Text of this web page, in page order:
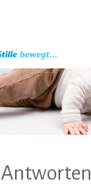
Antworten